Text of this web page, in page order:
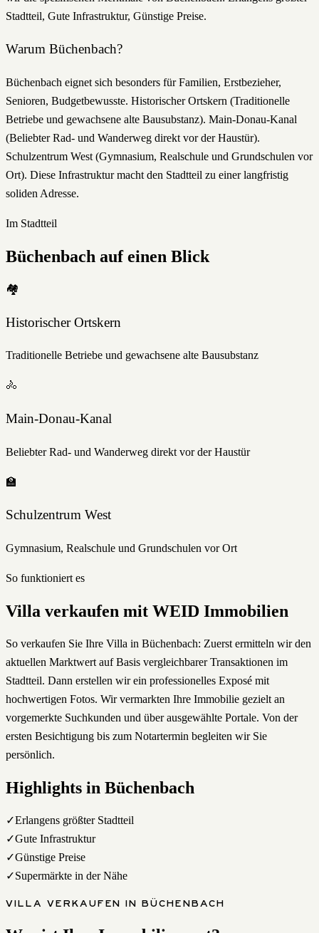
Stadtteil, Gute Infrastruktur, Günstige Preise.
Warum Büchenbach?
Büchenbach eignet sich besonders für Familien, Erstbezieher,
Senioren, Budgetbewusste. Historischer Ortskern (Traditionelle
Betriebe und gewachsene alte Bausubstanz). Main-Donau-Kanal
(Beliebter Rad- und Wanderweg direkt vor der Haustür).
Schulzentrum West (Gymnasium, Realschule und Grundschulen vor
Ort). Diese Infrastruktur macht den Stadtteil zu einer langfristig
soliden Adresse.
Im Stadtteil
Büchenbach auf einen Blick
🏘️
Historischer Ortskern
Traditionelle Betriebe und gewachsene alte Bausubstanz
🚴
Main-Donau-Kanal
Beliebter Rad- und Wanderweg direkt vor der Haustür
🏫
Schulzentrum West
Gymnasium, Realschule und Grundschulen vor Ort
So funktioniert es
Villa verkaufen mit WEID Immobilien
So verkaufen Sie Ihre Villa in Büchenbach: Zuerst ermitteln wir den
aktuellen Marktwert auf Basis vergleichbarer Transaktionen im
Stadtteil. Dann erstellen wir ein professionelles Exposé mit
hochwertigen Fotos. Wir vermarkten Ihre Immobilie gezielt an
vorgemerkte Suchkunden und über ausgewählte Portale. Von der
ersten Besichtigung bis zum Notartermin begleiten wir Sie
persönlich.
Highlights in Büchenbach
✓Erlangens größter Stadtteil
✓Gute Infrastruktur
✓Günstige Preise
✓Supermärkte in der Nähe
VILLA VERKAUFEN INBÜCHENBACH